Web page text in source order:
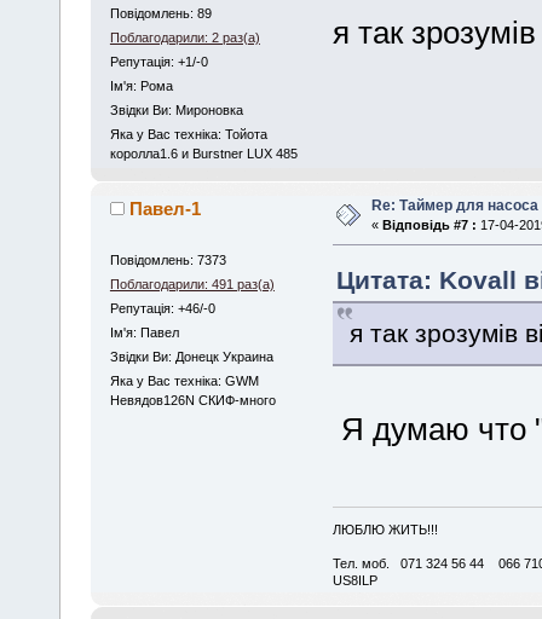
Повідомлень: 89
Поблагодарили: 2 раз(а)
Репутація: +1/-0
Iм'я: Рома
Звідки Ви: Мироновка
Яка у Вас техніка: Тойота
королла1.6 и Burstner LUX 485
я так
Павел-1
Повідомлень: 7373
Поблагодарили: 491 раз(а)
Репутація: +46/-0
Iм'я: Павел
Звідки Ви: Донецк Украина
Яка у Вас техніка: GWM
Невядов126N СКИФ-много
Re: Таймер для насоса
« Відповідь #7 : 17-04-
Цитата: Kovall
я так зрозумів
Я думаю что
ЛЮБЛЮ ЖИТЬ!!!
Тел. моб. 071 324 56 44 066
US8ILP